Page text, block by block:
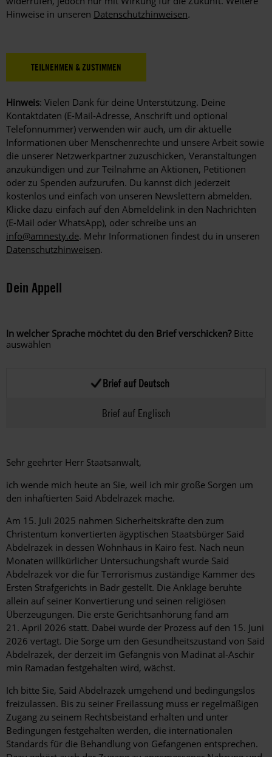
Hinweise in unseren Datenschutzhinweisen.
Hinweis: Vielen Dank für deine Unterstützung. Deine
Kontaktdaten (E-Mail-Adresse, Anschrift und optional
Telefonnummer) verwenden wir auch, um dir aktuelle
Informationen über Menschenrechte und unsere Arbeit sowie
die unserer Netzwerkpartner zuzuschicken, Veranstaltungen
anzukündigen und zur Teilnahme an Aktionen, Petitionen
oder zu Spenden aufzurufen. Du kannst dich jederzeit
kostenlos und einfach von unseren Newslettern abmelden.
Klicke dazu einfach auf den Abmeldelink in den Nachrichten
(E-Mail oder WhatsApp), oder schreibe uns an
info@amnesty.de. Mehr Informationen findest du in unseren
Datenschutzhinweisen.
Dein Appell
In welcher Sprache möchtet du den Brief verschicken? Bitte
auswählen
Brief auf Deutsch
Brief auf Englisch
Sehr geehrter Herr Staatsanwalt,
ich wende mich heute an Sie, weil ich mir große Sorgen um
den inhaftierten Said Abdelrazek mache.
Am 15. Juli 2025 nahmen Sicherheitskräfte den zum
Christentum konvertierten ägyptischen Staatsbürger Said
Abdelrazek in dessen Wohnhaus in Kairo fest. Nach neun
Monaten willkürlicher Untersuchungshaft wurde Said
Abdelrazek vor die für Terrorismus zuständige Kammer des
Ersten Strafgerichts in Badr gestellt. Die Anklage beruhte
allein auf seiner Konvertierung und seinen religiösen
Überzeugungen. Die erste Gerichtsanhörung fand am
21. April 2026 statt. Dabei wurde der Prozess auf den 15. Juni
2026 vertagt. Die Sorge um den Gesundheitszustand von Said
Abdelrazek, der derzeit im Gefängnis von Madinat al-Aschir
min Ramadan festgehalten wird, wächst.
Ich bitte Sie, Said Abdelrazek umgehend und bedingungslos
freizulassen. Bis zu seiner Freilassung muss er regelmäßigen
Zugang zu seinem Rechtsbeistand erhalten und unter
Bedingungen festgehalten werden, die internationalen
Standards für die Behandlung von Gefangenen entsprechen.